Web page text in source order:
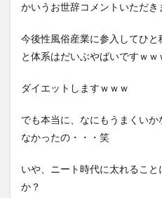
かいうお世辞コメントいただ
今後性風俗産業に参入してひ
と体系はだいぶやばいですｗｗ
ダイエットしますｗｗｗ
でも本当に、なにもうまくい
なかったの・・・笑
いや、ニート時代に太れるこ
か？